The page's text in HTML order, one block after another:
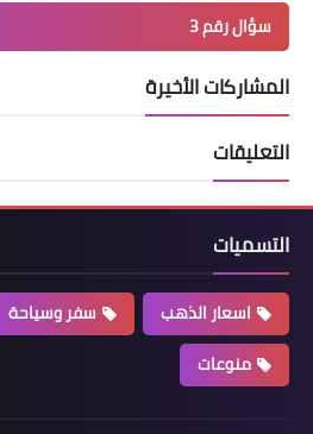
سؤال رقم 3
المشاركات الأخيرة
التعليقات
التسميات
اسعار الذهب سفر وسياحة
منوعات